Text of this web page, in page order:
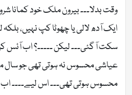
وقت بدلا۔۔۔ بیرون ملک خود کمانا
ایک آدھ لالی یا چھوٹا کپ نہیں،
سکت آ گئی۔۔۔ لیکن ۔۔۔۔۔؟ اب آئس
عیاشی محسوس نہ ہوتی تھی جو سال
محسوس ہوتی تھی۔۔۔ اس لیے۔۔۔۔ اب